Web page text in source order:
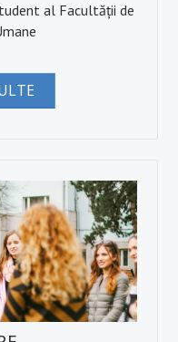
al Facultății de